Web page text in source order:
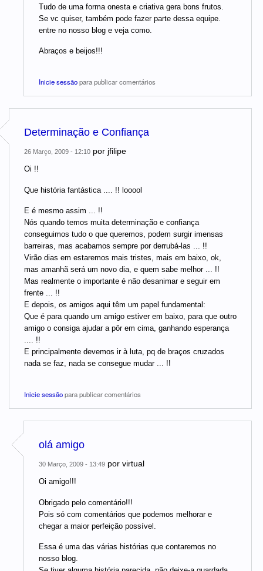
Tudo de uma forma onesta e criativa gera bons frutos.
Se vc quiser, também pode fazer parte dessa equipe.
entre no nosso blog e veja como.
Abraços e beijos!!!
Inicie sessãopara publicar comentários
Determinação e Confiança
26 Março, 2009 - 12:10 por jfilipe
Oi !!
Que história fantástica .... !! looool
E é mesmo assim ... !!
Nós quando temos muita determinação e confiança
conseguimos tudo o que queremos, podem surgir imensas
barreiras, mas acabamos sempre por derrubá-las ... !!
Virão dias em estaremos mais tristes, mais em baixo, ok,
mas amanhã será um novo dia, e quem sabe melhor ... !!
Mas realmente o importante é não desanimar e seguir em
frente ... !!
E depois, os amigos aqui têm um papel fundamental:
Que é para quando um amigo estiver em baixo, para que outro
amigo o consiga ajudar a pôr em cima, ganhando esperança
.... !!
E principalmente devemos ir à luta, pq de braços cruzados
nada se faz, nada se consegue mudar ... !!
Inicie sessãopara publicar comentários
olá amigo
30 Março, 2009 - 13:49 por virtual
Oi amigo!!!
Obrigado pelo comentário!!!
Pois só com comentários que podemos melhorar e
chegar a maior perfeição possível.
Essa é uma das várias histórias que contaremos no
nosso blog.